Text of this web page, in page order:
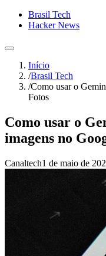
Brasil Tech
Hacker News
Início
/Brasil Tech
/Como usar o
Fotos
Como usar o
imagens no
Canaltech1 de maio de